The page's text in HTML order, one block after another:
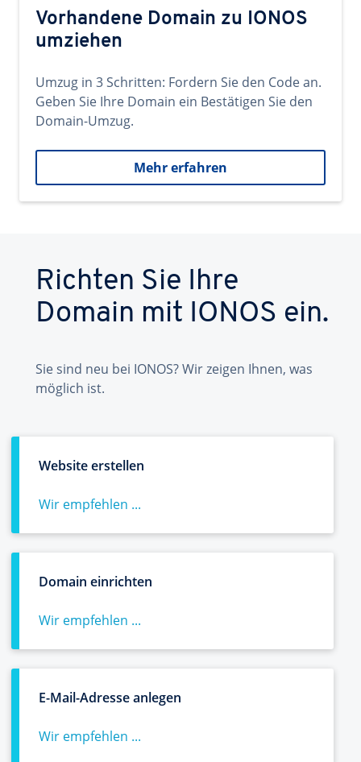
Vorhandene Domain zu IONOS
umziehen
Umzug in 3 Schritten: Fordern Sie den Code an.
Geben Sie Ihre Domain ein Bestätigen Sie den
Domain-Umzug.
Mehr erfahren
Richten Sie Ihre
Domain mit IONOS ein.
Sie sind neu bei IONOS? Wir zeigen Ihnen, was
möglich ist.
Website erstellen
Wir empfehlen ...
Domain einrichten
Wir empfehlen ...
E-Mail-Adresse anlegen
Wir empfehlen ...